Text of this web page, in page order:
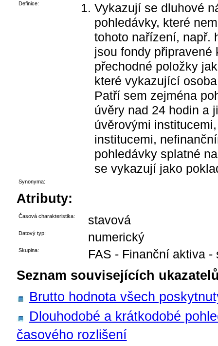
Definice:
Vykazují se dluhové
pohledávky, které
tohoto nařízení, např.
jsou fondy připravené
přechodné položky
které vykazující
Patří sem zejména
úvěry nad 24 hodin a
úvěrovými
institucemi,
pohledávky splatné
se vykazují jako
Synonyma:
Atributy:
Časová charakteristika: stavová
Datový typ: numerický
Skupina: FAS - Finanční aktiva -
Seznam souvisejících
Brutto hodnota všech
Dlouhodobé a krátkodobé
časového rozlišení